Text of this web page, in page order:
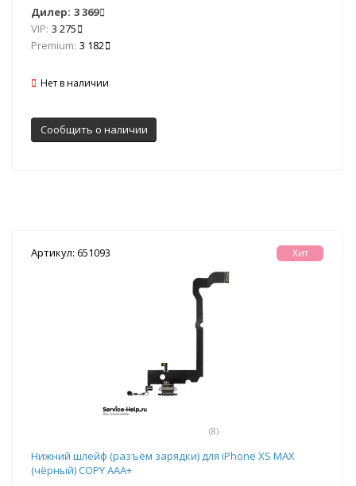
Дилер: 3 369
VIP: 3 275
Premium: 3 182
Нет в наличии
Сообщить о наличии
Артикул: 651093
(8)
Хит
Нижний шлейф (разъём зарядки) для iPhone XS MAX
(чёрный) COPY AAA+